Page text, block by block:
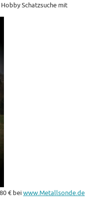
Schatzsuche mit
€ beiwww.Metallsonde.de